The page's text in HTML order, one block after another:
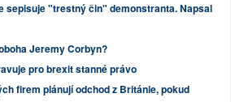
sepisuje "trestný čin" demonstranta. Napsal
Jeremy Corbyn?
pro brexit stanné právo
firem plánují odchod z Británie, pokud